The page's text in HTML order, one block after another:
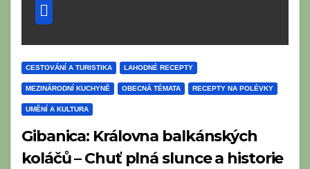
CESTOVÁNÍ A TURISTIKA LAHODNÉ RECEPTY
MEZINÁRODNÍ KUCHYNĚ OBECNÁ TÉMATA RECEPTY NA POLÉVKY
UMĚNÍ A KULTURA
Gibanica: Královna balkánských
koláčů – Chuť plná slunce a historie